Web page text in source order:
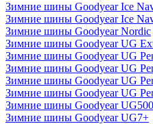
Зимние шины Goodyear Ice
Зимние шины Goodyear Ice
Зимние шины Goodyear Nordic
Зимние шины Goodyear UG
Зимние шины Goodyear UG
Зимние шины Goodyear UG
Зимние шины Goodyear UG
Зимние шины Goodyear UG
Зимние шины Goodyear UG500
Зимние шины Goodyear UG7+